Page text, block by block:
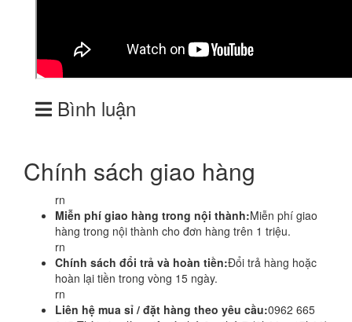
Bình luận
Chính sách giao hàng
rn
Miễn phí giao hàng trong nội thành:Miễn phí giao
hàng trong nội thành cho đơn hàng trên 1 triệu.
rn
Chính sách đổi trả và hoàn tiền:Đổi trả hàng hoặc
hoàn lại tiền trong vòng 15 ngày.
rn
Liên hệ mua sỉ / đặt hàng theo yêu cầu:0962 665